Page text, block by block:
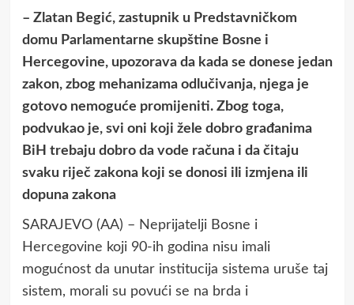
– Zlatan Begić, zastupnik u Predstavničkom
domu Parlamentarne skupštine Bosne i
Hercegovine, upozorava da kada se donese jedan
zakon, zbog mehanizama odlučivanja, njega je
gotovo nemoguće promijeniti. Zbog toga,
podvukao je, svi oni koji žele dobro građanima
BiH trebaju dobro da vode računa i da čitaju
svaku riječ zakona koji se donosi ili izmjena ili
dopuna zakona
SARAJEVO (AA) – Neprijatelji Bosne i
Hercegovine koji 90-ih godina nisu imali
mogućnost da unutar institucija sistema uruše taj
sistem, morali su povući se na brda i